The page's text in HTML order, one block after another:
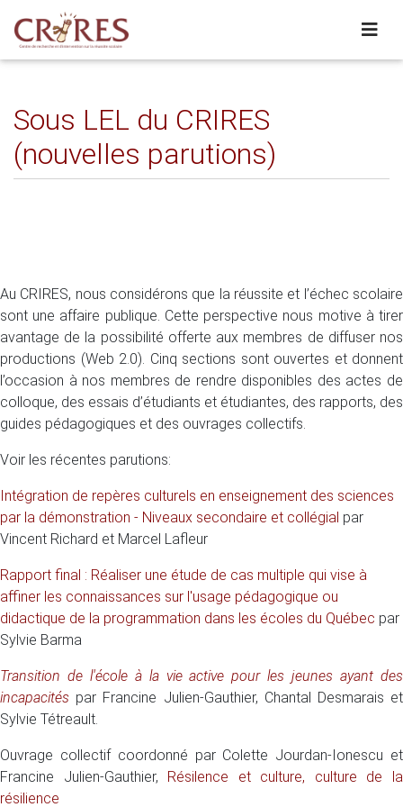
Sous LEL du CRIRES
(nouvelles parutions)
Au CRIRES, nous considérons que la réussite et l’échec scolaire
sont une affaire publique. Cette perspective nous motive à tirer
avantage de la possibilité offerte aux membres de diffuser nos
productions (Web 2.0). Cinq sections sont ouvertes et donnent
l’occasion à nos membres de rendre disponibles des actes de
colloque, des essais d’étudiants et étudiantes, des rapports, des
guides pédagogiques et des ouvrages collectifs.
Voir les récentes parutions:
Intégration de repères culturels en enseignement des sciences
par la démonstration - Niveaux secondaire et collégial par
Vincent Richard et Marcel Lafleur
Rapport final : Réaliser une étude de cas multiple qui vise à
affiner les connaissances sur l'usage pédagogique ou
didactique de la programmation dans les écoles du Québec par
Sylvie Barma
Transition de l'école à la vie active pour les jeunes ayant des
incapacités​ par Francine Julien-Gauthier, Chantal Desmarais et
Sylvie Tétreault.
Ouvrage collectif coordonné par Colette Jourdan-Ionescu et
Francine Julien-Gauthier, Résilence et culture, culture de la
résilience